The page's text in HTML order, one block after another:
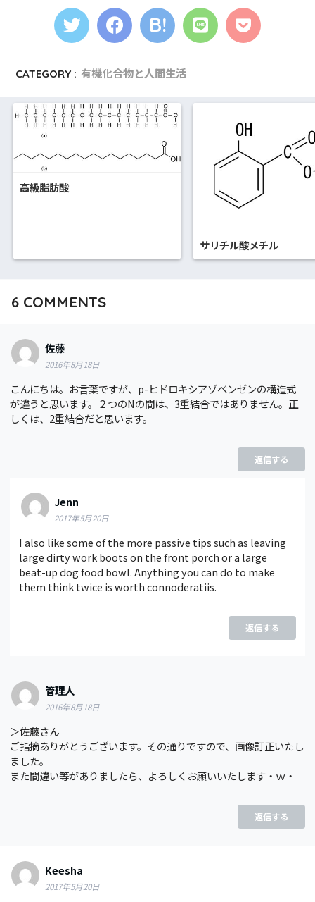
CATEGORY : 有機化合物と人間生活
高級脂肪酸
サリチル酸メチル
6COMMENTS
佐藤
2016年8月18日
こんにちは。お言葉ですが、p-ヒドロキシアゾベンゼンの構造式
が違うと思います。２つのNの間は、3重結合ではありません。正
しくは、2重結合だと思います。
返信する
Jenn
2017年5月20日
I also like some of the more passive tips such as leaving
large dirty work boots on the front porch or a large
beat-up dog food bowl. Anything you can do to make
them think twice is worth connoderatiis.
返信する
管理人
2016年8月18日
＞佐藤さん
ご指摘ありがとうございます。その通りですので、画像訂正いたし
ました。
また間違い等がありましたら、よろしくお願いいたします・ｗ・
返信する
Keesha
2017年5月20日